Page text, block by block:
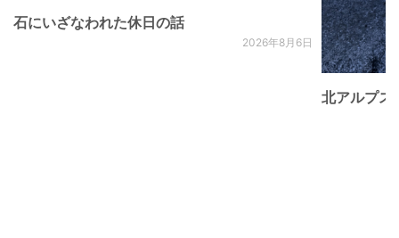
石にいざなわれた休日の話
2026年8月6日
北アルプ